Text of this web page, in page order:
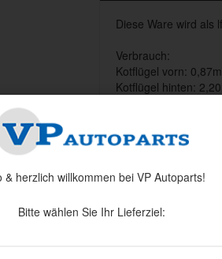
Diese Ware wird als
Verbrauch:
Kotflügel vorn:
Kotflügel hinten:
Dieser Artikel ersetzt
& herzlich willkommen bei VP Autoparts!
Bitte wählen Sie Ihr Lieferziel: